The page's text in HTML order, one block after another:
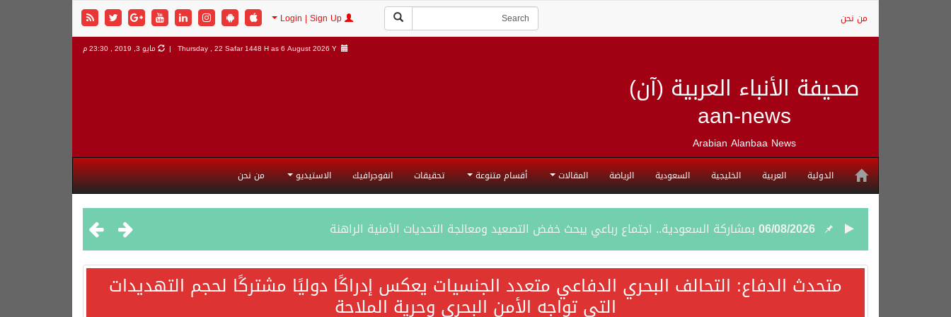
من نحن
صحيفة الأنباء العربية (آن)
aan-news
Arabian Alanbaa News
Thursday , 22 Safar 1448 H as6 August 2026 Y | مايو 3, 2019 , 23:30 م
الدولية العربية الخليجية السعودية الرياضة المقالات أقسام متنوعة تحقيقات انفوجرافيك الاستيديو من نحن
06/08/2026 بمشاركة السعودية.. اجتماع رباعي يبحث خفض التصعيد ومعالجة التحديات الأمنية الراهنة
05/08/2026وزير الخارجية السعودي: جميع إجراءات إسرائيل الأحادية في أراضي فلسطين باطلة
متحدث الدفاع: التحالف البحري الدفاعي متعدد الجنسيات يعكس إدراكًا دوليًا مشتركًا لحجم التهديدات
التي تواجه الأمن البحري وحرية الملاحة